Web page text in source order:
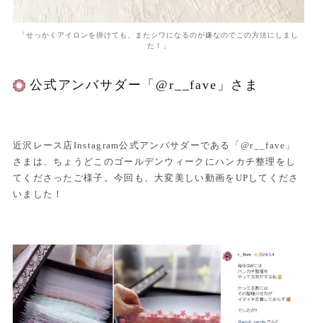
「せっかくアイロンを掛けても、またシワになるのが嫌なのでこの方法にしまし
た！」
公式アンバサダー「@r__fave」さま
近沢レース店Instagram公式アンバサダーである「@r__fave」
さまは、ちょうどこのゴールデンウィークにハンカチ整理をし
てくださったご様子。今回も、大変美しい動画をUPしてくださ
いました！